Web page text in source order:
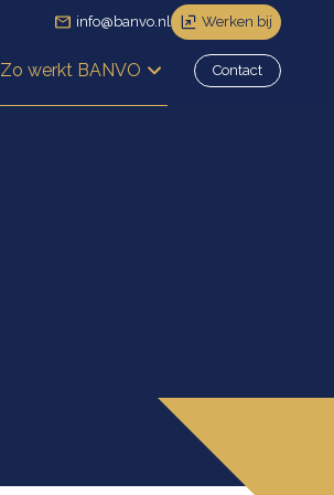
info@banvo.nl Werken bij
Zo werkt BANVO Contact